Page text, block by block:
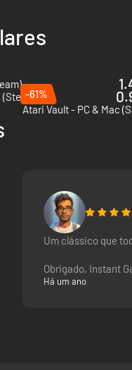
(Steam)
-61%
Atari Vault - PC & Mac
Um clássico que
Obrigado, Instant
Há um ano